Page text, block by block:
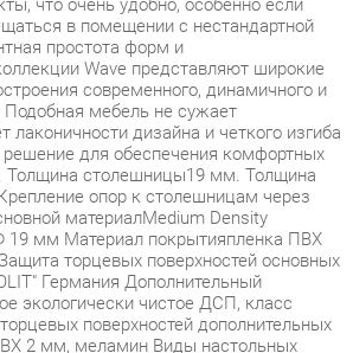
мебель не сужает
дизайна и четкого изгиба
для обеспечения комфортных
Толщина столешницы19 мм. Толщина
опор к столешницам через
материалMedium Density
мм Материал покрытияпленка ПВХ
торцевых поверхностей основных
Германия Дополнительный
экологически чистое ДСП, класс
поверхностей дополнительных
2 мм, меламин Виды настольных
Крепление
кронштейны-зажимы с миним